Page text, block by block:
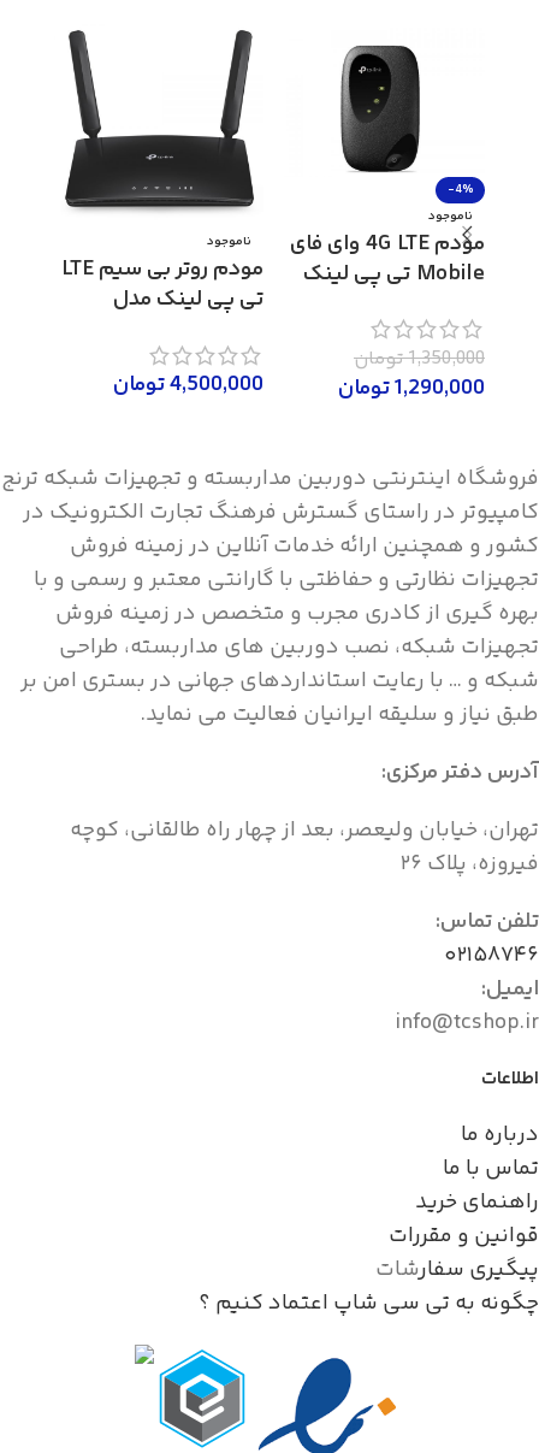
-4%
ناموجود
مودم 4G LTE وای فای
Mobile تی پی لینک
1,350,000تومان
1,290,000تومان
ناموجود
مودم روتر بی سیم LTE
تی پی لینک مدل
4,500,000تومان
فروشگاه اینترنتی دوربین مداربسته و تجهیزات شبکه ترنج
کامپیوتر در راستای گسترش فرهنگ تجارت الکترونیک در
کشور و همچنین ارائه خدمات آنلاین در زمینه فروش
تجهیزات نظارتی و حفاظتی با گارانتی معتبر و رسمی و با
بهره گیری از کادری مجرب و متخصص در زمینه فروش
تجهیزات شبکه، نصب دوربین های مداربسته، طراحی
شبکه و … با رعایت استانداردهای جهانی در بستری امن بر
طبق نیاز و سلیقه ایرانیان فعالیت می نماید.
آدرس دفتر مرکزی:
تهران، خیابان ولیعصر، بعد از چهار راه طالقانی، کوچه
فیروزه، پلاک ۲۶
تلفن تماس:
۰۲۱۵۸۷۴۶
ایمیل:
info@tcshop.ir
اطلاعات
درباره ما
تماس با ما
راهنمای خرید
قوانین و مقررات
پیگیری سفارشات
چگونه به تی سی شاپ اعتماد کنیم ؟